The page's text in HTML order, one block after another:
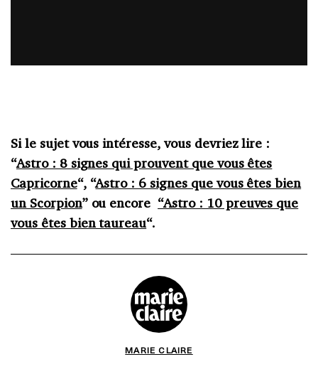
Si le sujet vous intéresse, vous devriez lire :
“Astro : 8 signes qui prouvent que vous êtes
Capricorne“, “Astro : 6 signes que vous êtes bien
un Scorpion” ou encore “Astro : 10 preuves que
vous êtes bien taureau“.
MARIE CLAIRE